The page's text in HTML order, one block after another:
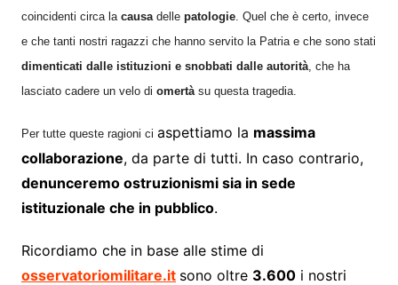
coincidenti circa la causa delle patologie. Quel che è certo, invece
e che tanti nostri ragazzi che hanno servito la Patria e che sono stati
dimenticati dalle istituzioni esnobbati dalle autorità, che ha
lasciato cadere un velo di omertà su questa tragedia.
Per tutte queste ragioni ci aspettiamo la massima
collaborazione, da parte di tutti. In caso contrario,
denunceremo ostruzionismi sia in sede
istituzionale che in pubblico.
Ricordiamo che in base alle stime di
osservatoriomilitare.it sono oltre 3.600i nostri